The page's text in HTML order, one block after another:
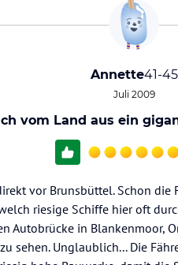
Annette41-45
Juli 2009
vom Land aus ein
vor Brunsbüttel. Schon
riesige Schiffe hier oft
Autobrücke in Blankenmoor,
sehen. Unglaublich... Die